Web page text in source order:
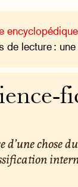
encyclopédique
de lecture :
d’une chose